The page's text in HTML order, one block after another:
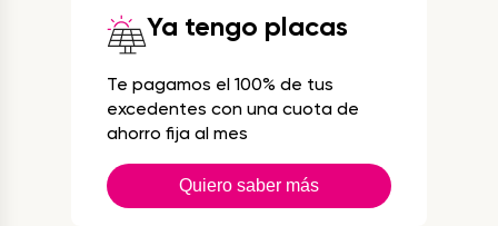
Ya tengo placas
Te pagamos el 100% de tus
excedentes con una cuota de
ahorro fija al mes
Quiero saber más